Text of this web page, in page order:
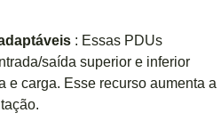
: Essas PDUs
saída superior e inferior
e carga. Esse recurso aumenta a